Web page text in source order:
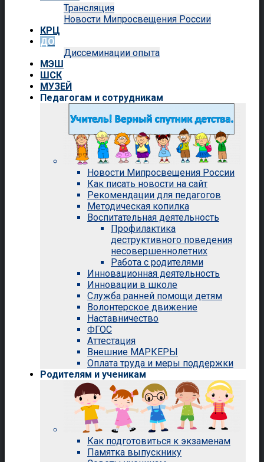
Трансляция
Новости Мипросвещения России
КРЦ
ДО
Диссеминации опыта
МЭШ
ШСК
МУЗЕЙ
Педагогам и сотрудникам
Новости Мипросвещения России
Как писать новости на сайт
Рекомендации для педагогов
Методическая копилка
Воспитательная деятельность
Профилактика
деструктивного поведения
несовершеннолетних
Работа с родителями
Инновационная деятельность
Инновации в школе
Служба ранней помощи детям
Волонтерское движение
Наставничество
ФГОС
Аттестация
Внешние МАРКЕРЫ
Оплата труда и меры поддержки
Родителям и ученикам
Как подготовиться к экзаменам
Памятка выпускнику